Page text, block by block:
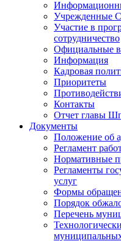
Учрежденные
Участие в
сотрудничество
Официальные
Информация
Кадровая
Приоритеты
Контакты
Отчет главы
Документы
Положение об
Регламент
Нормативные
Регламенты
услуг
Формы
Порядок
Перечень